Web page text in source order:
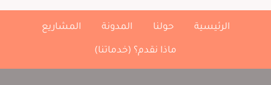
0556645013
الواح
الرئيسية حولنا المدونة المشاريع
ماذا نقدم؟ (خدماتنا)